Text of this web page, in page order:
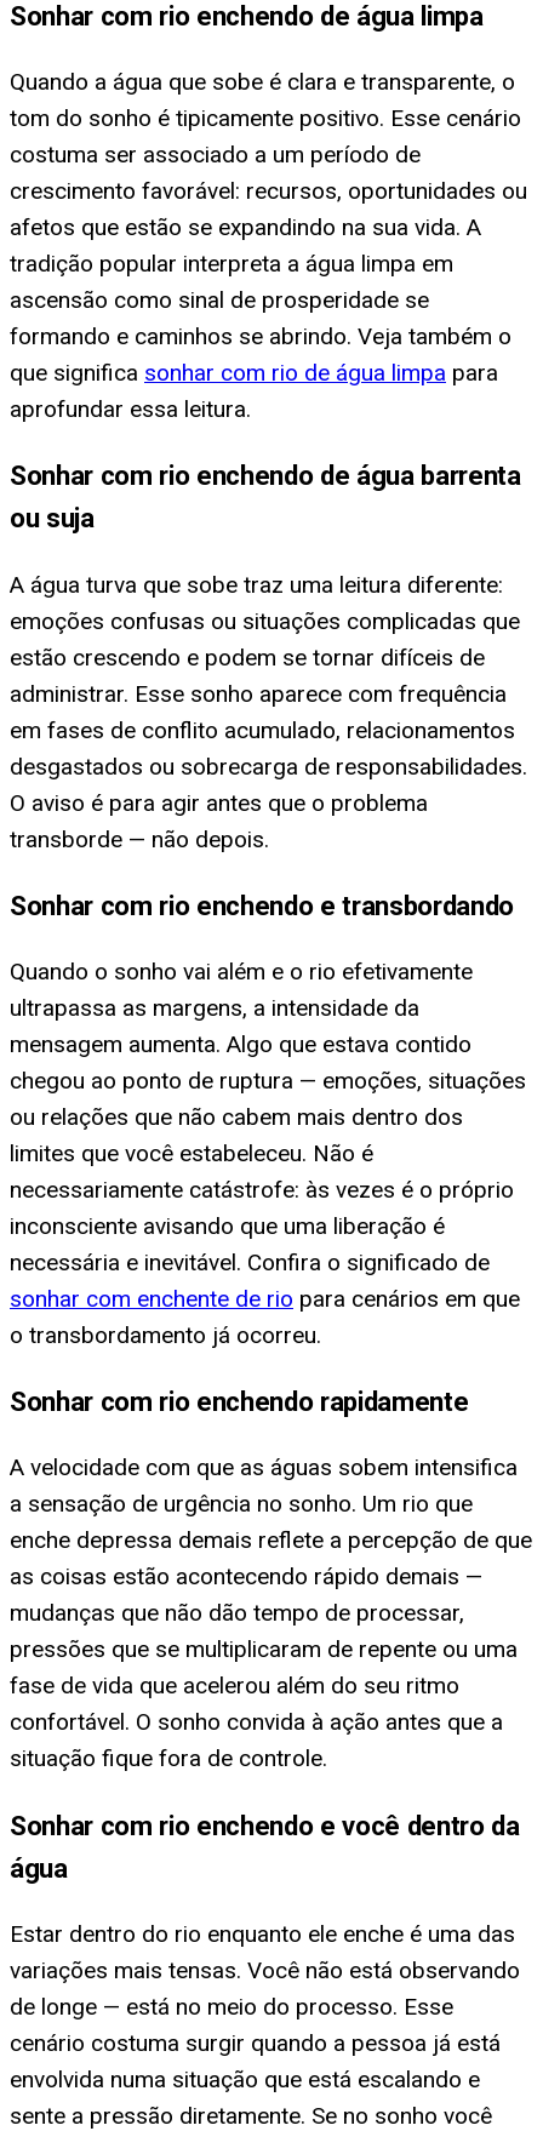
Sonhar com rio enchendo de água limpa
Quando a água que sobe é clara e transparente, o
tom do sonho é tipicamente positivo. Esse cenário
costuma ser associado a um período de
crescimento favorável: recursos, oportunidades ou
afetos que estão se expandindo na sua vida. A
tradição popular interpreta a água limpa em
ascensão como sinal de prosperidade se
formando e caminhos se abrindo. Veja também o
que significa sonhar com rio de água limpa para
aprofundar essa leitura.
Sonhar com rio enchendo de água barrenta
ou suja
A água turva que sobe traz uma leitura diferente:
emoções confusas ou situações complicadas que
estão crescendo e podem se tornar difíceis de
administrar. Esse sonho aparece com frequência
em fases de conflito acumulado, relacionamentos
desgastados ou sobrecarga de responsabilidades.
O aviso é para agir antes que o problema
transborde — não depois.
Sonhar com rio enchendo e transbordando
Quando o sonho vai além e o rio efetivamente
ultrapassa as margens, a intensidade da
mensagem aumenta. Algo que estava contido
chegou ao ponto de ruptura — emoções, situações
ou relações que não cabem mais dentro dos
limites que você estabeleceu. Não é
necessariamente catástrofe: às vezes é o próprio
inconsciente avisando que uma liberação é
necessária e inevitável. Confira o significado de
sonhar com enchente de rio para cenários em que
o transbordamento já ocorreu.
Sonhar com rio enchendo rapidamente
A velocidade com que as águas sobem intensifica
a sensação de urgência no sonho. Um rio que
enche depressa demais reflete a percepção de que
as coisas estão acontecendo rápido demais —
mudanças que não dão tempo de processar,
pressões que se multiplicaram de repente ou uma
fase de vida que acelerou além do seu ritmo
confortável. O sonho convida à ação antes que a
situação fique fora de controle.
Sonhar com rio enchendo e você dentro da
água
Estar dentro do rio enquanto ele enche é uma das
variações mais tensas. Você não está observando
de longe — está no meio do processo. Esse
cenário costuma surgir quando a pessoa já está
envolvida numa situação que está escalando e
sente a pressão diretamente. Se no sonho você